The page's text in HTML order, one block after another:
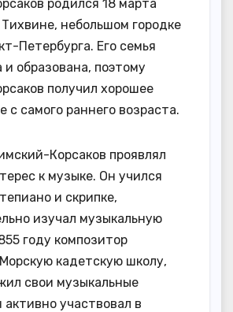
родился 18 марта
небольшом городке
Петербурга. Его семья
и образована, поэтому
получил хорошее
с самого раннего возраста.
Корсаков проявлял
к музыке. Он учился
и скрипке,
изучал музыкальную
году композитор
кадетскую школу,
свои музыкальные
участвовал в